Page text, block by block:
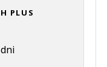
PLUS